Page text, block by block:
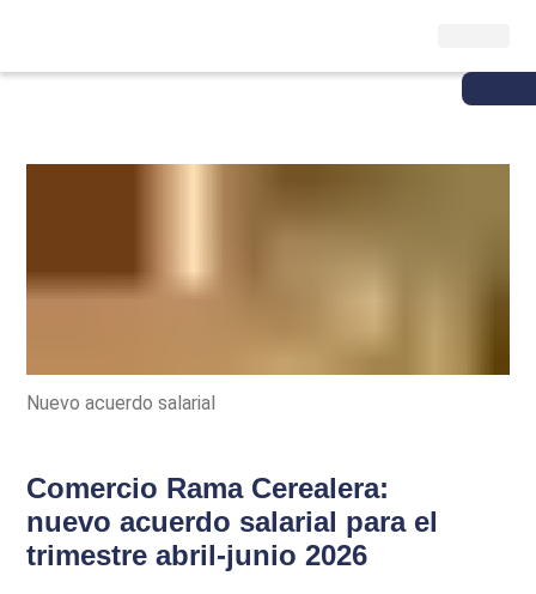
Nuevo acuerdo salarial
Comercio Rama Cerealera:
nuevo acuerdo salarial para el
trimestre abril-junio 2026